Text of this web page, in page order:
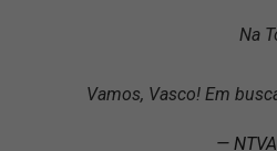
Na
Vamos, Vasco! Em
—